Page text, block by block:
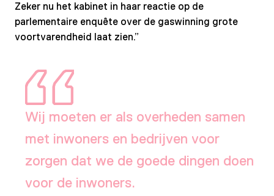
Zeker nu het kabinet in haar reactie op de
parlementaire enquête over de gaswinning grote
voortvarendheid laat zien.”
Wij moeten er als overheden samen
met inwoners en bedrijven voor
zorgen dat we de goede dingen doen
voor de inwoners.